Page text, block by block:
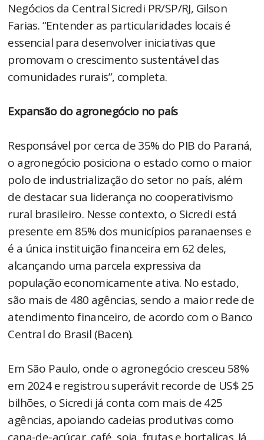
Negócios da Central Sicredi PR/SP/RJ, Gilson
Farias. “Entender as particularidades locais é
essencial para desenvolver iniciativas que
promovam o crescimento sustentável das
comunidades rurais”, completa.
Expansão do agronegócio no país
Responsável por cerca de 35% do PIB do Paraná,
o agronegócio posiciona o estado como o maior
polo de industrialização do setor no país, além
de destacar sua liderança no cooperativismo
rural brasileiro. Nesse contexto, o Sicredi está
presente em 85% dos municípios paranaenses e
é a única instituição financeira em 62 deles,
alcançando uma parcela expressiva da
população economicamente ativa. No estado,
são mais de 480 agências, sendo a maior rede de
atendimento financeiro, de acordo com o Banco
Central do Brasil (Bacen).
Em São Paulo, onde o agronegócio cresceu 58%
em 2024 e registrou superávit recorde de US$ 25
bilhões, o Sicredi já conta com mais de 425
agências, apoiando cadeias produtivas como